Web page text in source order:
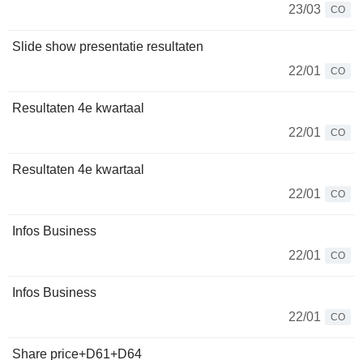
23/03
CO
Slide show presentatie resultaten
22/01
CO
Resultaten 4e kwartaal
22/01
CO
Resultaten 4e kwartaal
22/01
CO
Infos Business
22/01
CO
Infos Business
22/01
CO
Share price+D61+D64